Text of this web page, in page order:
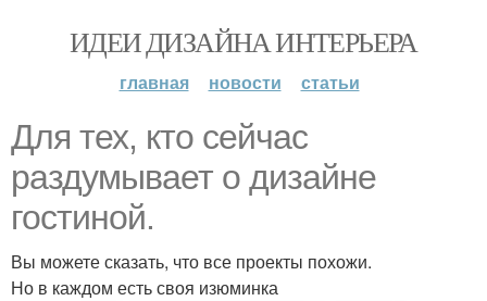
ИДЕИ ДИЗАЙНА ИНТЕРЬЕРА
главная новости статьи
Для тех, кто сейчас
раздумывает о дизайне
гостиной.
Вы можете сказать, что все проекты похожи.
Но в каждом есть своя изюминка